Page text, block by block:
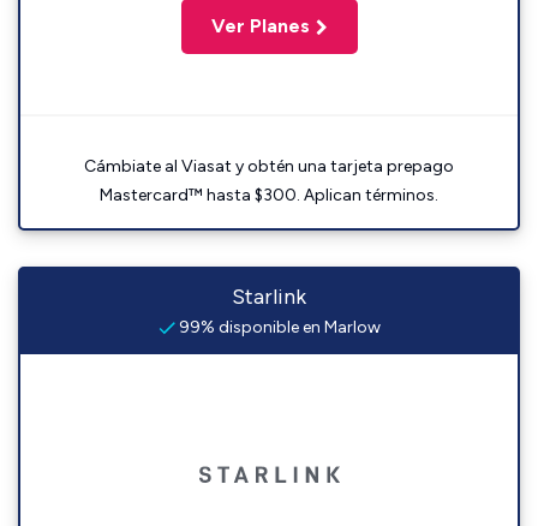
Ver Planes
Cámbiate al Viasat y obtén una tarjeta prepago
Mastercard™ hasta $300. Aplican términos.
Starlink
99% disponible en Marlow